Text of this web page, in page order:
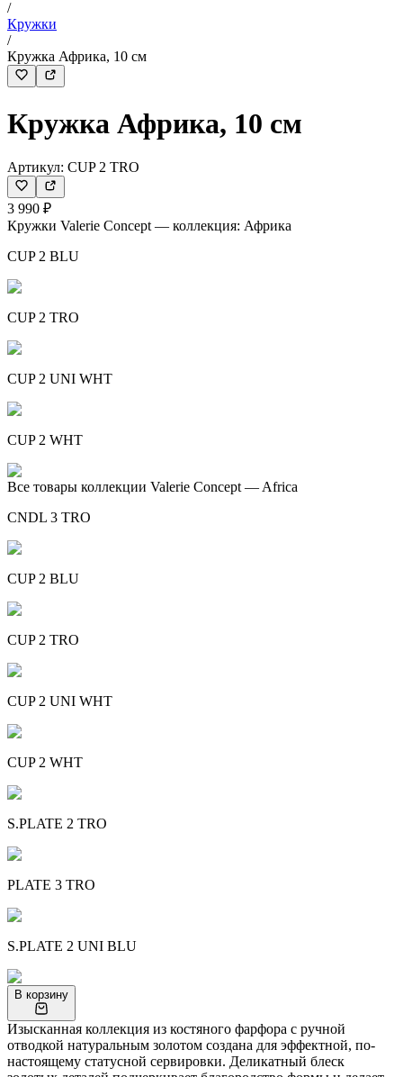
/
Кружки
/
Кружка Африка, 10 см
Кружка Африка, 10 см
Артикул: CUP 2 TRO
3 990 ₽
Кружки Valerie Concept — коллекция: Африка
CUP 2 BLU
CUP 2 TRO
CUP 2 UNI WHT
CUP 2 WHT
Все товары коллекции Valerie Concept — Africa
CNDL 3 TRO
CUP 2 BLU
CUP 2 TRO
CUP 2 UNI WHT
CUP 2 WHT
S.PLATE 2 TRO
PLATE 3 TRO
S.PLATE 2 UNI BLU
В корзину
Изысканная коллекция из костяного фарфора с ручной
отводкой натуральным золотом создана для эффектной, по-
настоящему статусной сервировки. Деликатный блеск